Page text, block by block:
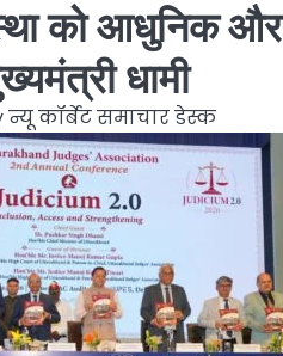
को आधुनिक
धामी
न्यू कॉर्बेट समाचार डेस्क